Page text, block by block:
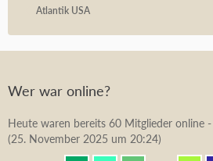
Atlantik USA
Wer war online?
Heute waren bereits 60 Mitglieder online
(25. November 2025 um 20:24)